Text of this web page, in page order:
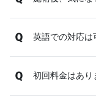
英語での対応は
初回料金はあり